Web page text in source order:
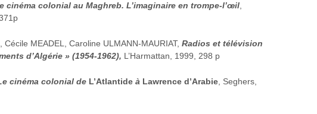
cinéma colonial au Maghreb. L’imaginaire en trompe-l’œil
Cécile MEADEL, Caroline ULMANN-MAURIAT, Radios et télévision
d’Algérie » (1954-1962), L’Harmattan, 1999, 298 p
cinéma colonial de L’Atlantide à Lawrence d’Arabie, Seghers,